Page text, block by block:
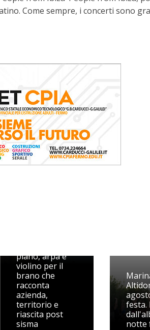
Come sempre, i concerti sono
piano, arpa e
violino per il
brano che
racconta
azienda,
territorio e
riascita post
sisma
festa.
notte